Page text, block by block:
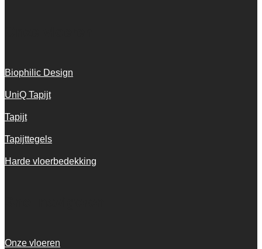
Biophilic Design
UniQ Tapijt
Tapijt
Tapijttegels
Harde vloerbedekking
Onze vloeren